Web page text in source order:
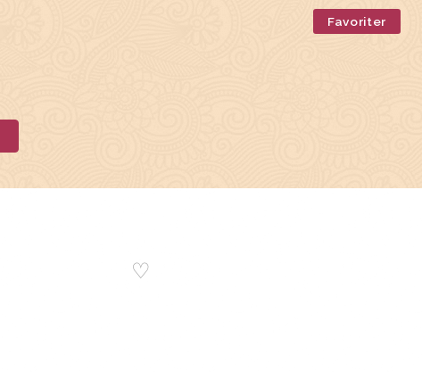
Favoriter
♡